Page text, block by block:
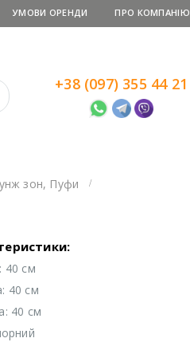
УМОВИ ОРЕНДИ ПРО КОМПАНІЮ
+38 (097) 355 44 21
зон, Пуфи
40 см
40 см
40 см